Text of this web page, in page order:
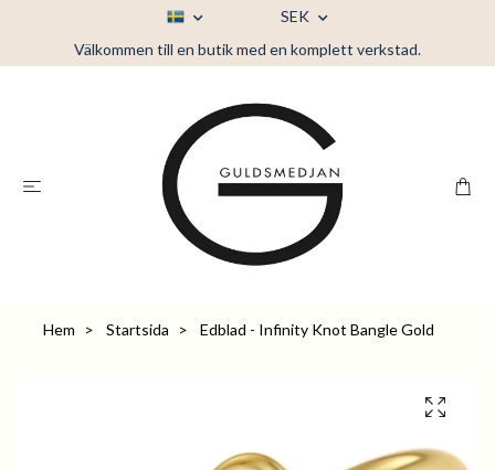
SEK
Välkommen till en butik med en komplett verkstad.
Hem Startsida Edblad - Infinity Knot Bangle Gold